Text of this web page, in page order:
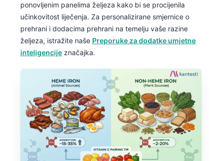
ponovljenim panelima željeza kako bi se procijenila
učinkovitost liječenja. Za personalizirane smjernice o
prehrani i dodacima prehrani na temelju vaše razine
željeza, istražite naše Preporuke za dodatke umjetne
inteligencije značajka.
অসমীয়া
Galego
Latviešu valoda
Македонски јазик
Gàidhlig
Occitan
العربية المغربية
Afrikaans